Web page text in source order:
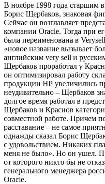
В ноябре 1998 года старшим
Борис Щербаков, знаковая
Сейчас он возглавляет
компании Oracle. Тогда при
была переименована в
«новое название вызывает
английским very sell и
Щербаков проработал у
он оптимизировал работу
продукции НР увеличились
неудивительно – Щербаков
долгое время работал в
Щербаков и Краснов
совместной работе. Причем
расставание – не самое
однажды сказал Борис
с удовольствием. Никаких
меня не было». Но он ушел.
от которого никто бы не
генерального менеджера
Oracle.